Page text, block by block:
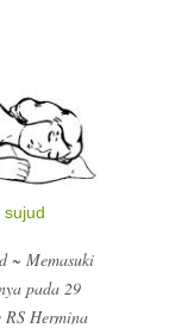
~ Memasuki
pada 29
Hermina